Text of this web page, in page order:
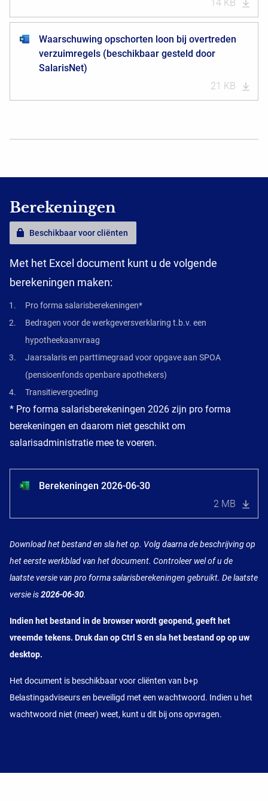
14 KB
Waarschuwing opschorten loon bij overtreden
verzuimregels (beschikbaar gesteld door
SalarisNet)
21 KB
Berekeningen
Beschikbaar voor cliënten
Met het Excel document kunt u de volgende
berekeningen maken:
Pro forma salarisberekeningen*
Bedragen voor de werkgeversverklaring t.b.v. een
hypotheekaanvraag
Jaarsalaris en parttimegraad voor opgave aan SPOA
(pensioenfonds openbare apothekers)
Transitievergoeding
* Pro forma salarisberekeningen 2026 zijn pro forma
berekeningen en daarom niet geschikt om
salarisadministratie mee te voeren.
Berekeningen 2026-06-30
2 MB
Download het bestand en sla het op. Volg daarna de beschrijving op
het eerste werkblad van het document. Controleer wel of u de
laatste versie van pro forma salarisberekeningen gebruikt. De laatste
versie is2026-06-30.
Indien het bestand in de browser wordt geopend, geeft het
vreemde tekens. Druk dan op Ctrl S en sla het bestand op op uw
desktop.
Het document is beschikbaar voor cliënten van b+p
Belastingadviseurs en beveiligd met een wachtwoord. Indien u het
wachtwoord niet (meer) weet, kunt u dit bij ons opvragen.